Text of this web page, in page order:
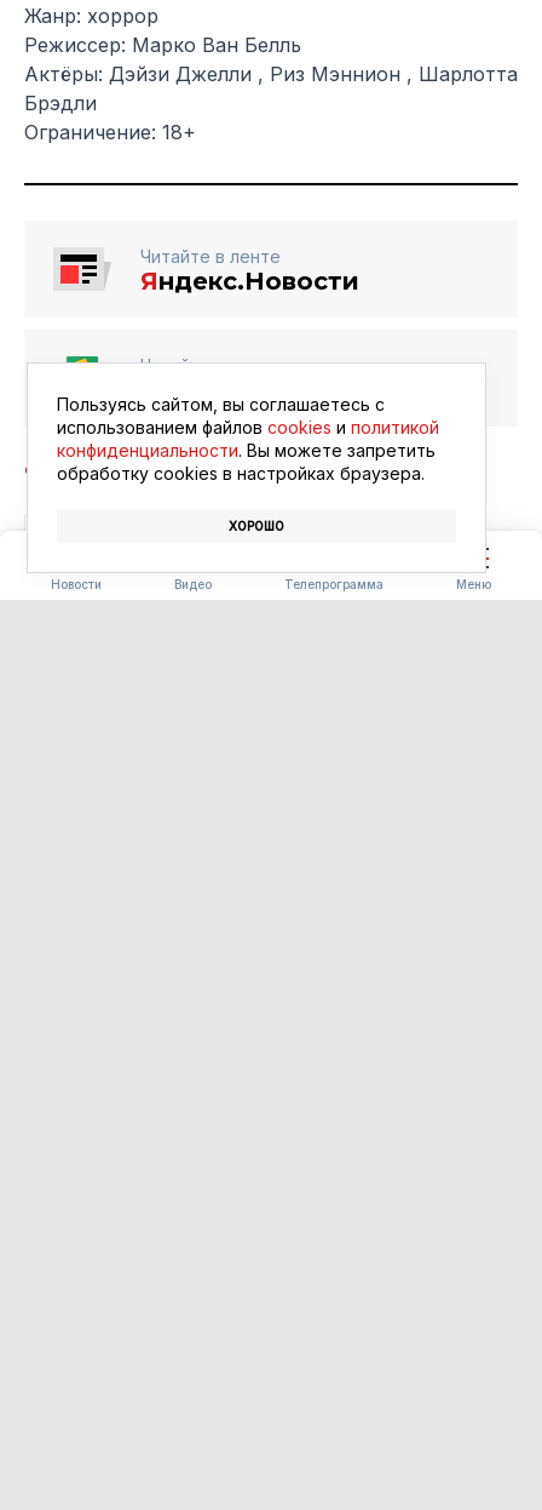
Новости Видео Телепрограмма Меню
Жанр: хоррор
Режиссер: Марко Ван Белль
Актёры: Дэйзи Джелли , Риз Мэннион , Шарлотта
Брэдли
Ограничение: 18+
Читайте в ленте
Яндекс.Новости
Читайте в ленте
АФИША
Пользуясь сайтом, вы соглашаетесь с
использованием файлов cookies и политикой
конфиденциальности. Вы можете запретить
обработку сookies в настройках браузера.
ХОРОШО